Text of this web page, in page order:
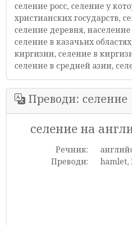
селение росс, селение у
христианских государств,
селение деревня, население
селение в казачьих
киргизии, селение в
селение в средней азии,
Преводи: селение
селение на
Речник:
Преводи:
hamlet,